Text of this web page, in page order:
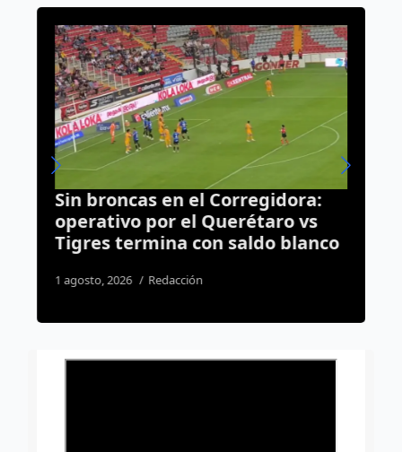
Sin broncas en el Corregidora:
operativo por el Querétaro vs
Tigres termina con saldo blanco
1 agosto, 2026 Redacción